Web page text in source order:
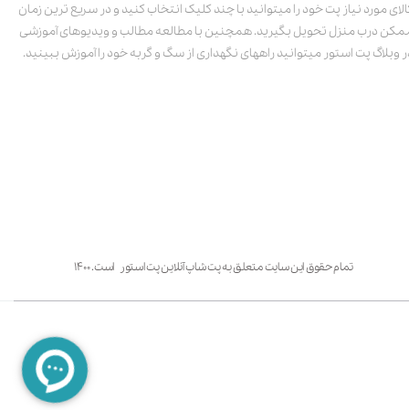
مورد نیاز پت خود را میتوانید با چند کلیک انتخاب کنید و در سریع ترین زمان
درب منزل تحویل بگیرید. همچنین با مطالعه مطالب و ویدیوهای آموزشی
وبلاگ پت استور میتوانید راههای نگهداری از سگ و گربه خود را آموزش ببینید.
تمام حقوق این سایت متعلق به پت شاپ آنلاین پت استور است. ۱۴۰۰